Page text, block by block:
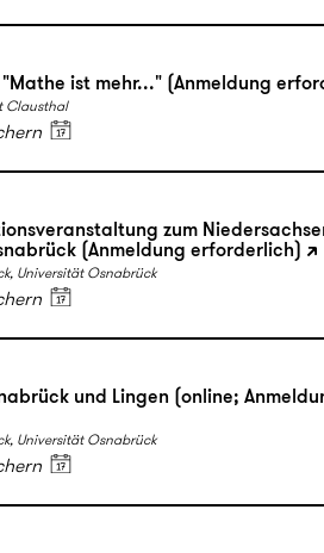
ist mehr..." (Anmeldung
Clausthal
zum
(Anmeldung erforderlich)
Universität Osnabrück
und Lingen (online;
Universität Osnabrück